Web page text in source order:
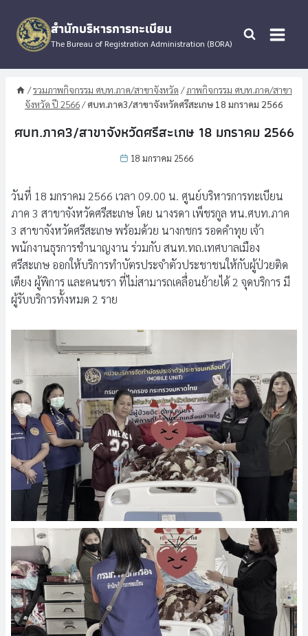
content
สำนักบริหารการทะเบียน
The Bureau of Registration Administration (BORA)
/รวมภาพกิจกรรม ศบท.ภาค/สาขาจังหวัด /ภาพกิจกรรม ศบท.ภาค/สาขา
จังหวัด ปี 2566/ศบท.ภาค3/สาขาจังหวัดศรีสะเกษ 18 มกราคม 2566
ศบท.ภาค3/สาขาจังหวัดศรีสะเกษ 18 มกราคม 2566
18 มกราคม 2566
วันที่ 18 มกราคม 2566 เวลา 09.00 น. ศูนย์บริหารการทะเบียน
ภาค 3 สาขาจังหวัดศรีสะเกษ โดย นางรดา เพ็ชรกูล หน.ศบท.ภาค
3 สาขาจังหวัดศรีสะเกษ พร้อมด้วย นางกชกร รอดคำทุย เจ้า
พนักงานธุรการชำนาญงาน ร่วมกับ สนท.ทถ.เทศบาลเมือง
ศรีสะเกษ ออกให้บริการทำบัตรประจำตัวประชาชนให้กับผู้ป่วยติด
เตียง ผู้พิการ และคนชรา ที่ไม่สามารถเคลื่อนย้ายได้ 2 จุดบริการ มี
ผู้รับบริการทั้งหมด 2 ราย